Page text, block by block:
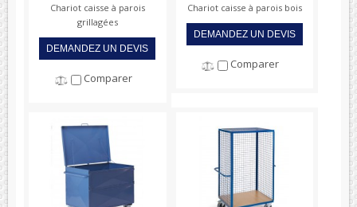
Chariot caisse à parois
grillagées
DEMANDEZ UN DEVIS
Comparer
Chariot caisse à parois bois
DEMANDEZ UN DEVIS
Comparer